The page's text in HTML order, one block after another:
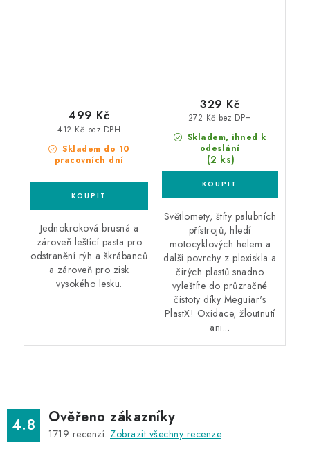
Skladem do 10
pracovních dní
412 Kč bez DPH
499 Kč
Jednokroková brusná a
zároveň leštící pasta pro
odstranění rýh a škrábanců
a zároveň pro zisk
vysokého lesku.
Skladem, ihned k
odeslání
(2 ks)
272 Kč bez DPH
329 Kč
Světlomety, štíty palubních
přístrojů, hledí
motocyklových helem a
další povrchy z plexiskla a
čirých plastů snadno
vyleštíte do průzračné
čistoty díky Meguiar's
PlastX! Oxidace, žloutnutí
ani...
4.8 Ověřeno zákazníky
1719 recenzí. Zobrazit všechny recenze